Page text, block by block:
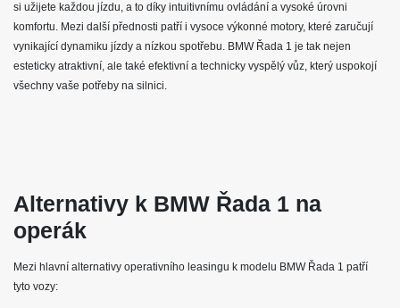
dokonalým spojení výkonu a elegance, představující skvělou
alternativu v segmentu kompaktních automobilů.
si užijete každou jízdu, a to díky intuitivnímu ovládání a vysoké úrovni
komfortu. Mezi další přednosti patří i vysoce výkonné motory, které zaručují
vynikající dynamiku jízdy a nízkou spotřebu. BMW Řada 1 je tak nejen
esteticky atraktivní, ale také efektivní a technicky vyspělý vůz, který uspokojí
všechny vaše potřeby na silnici.
Alternativy k BMW Řada 1 na
operák
Mezi hlavní alternativy operativního leasingu k modelu BMW Řada 1 patří
tyto vozy: